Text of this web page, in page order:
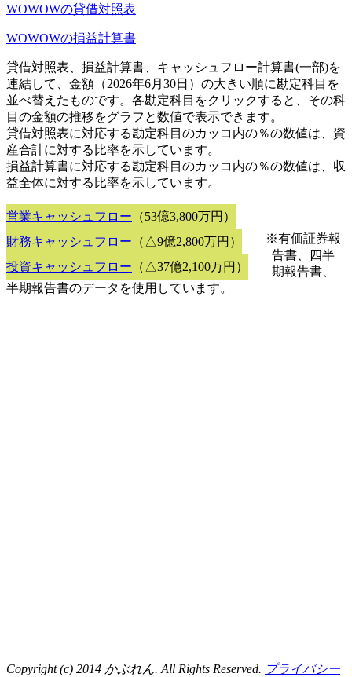
WOWOWの貸借対照表
WOWOWの損益計算書
貸借対照表、損益計算書、キャッシュフロー計算書(一部)を
連結して、金額（2026年6月30日）の大きい順に勘定科目を
並べ替えたものです。各勘定科目をクリックすると、その科
目の金額の推移をグラフと数値で表示できます。
貸借対照表に対応する勘定科目のカッコ内の％の数値は、資
産合計に対する比率を示しています。
損益計算書に対応する勘定科目のカッコ内の％の数値は、収
益全体に対する比率を示しています。
営業キャッシュフロー （53億3,800万円）
財務キャッシュフロー （△9億2,800万円）
投資キャッシュフロー （△37億2,100万円）
※有価証券報
告書、四半
期報告書、
半期報告書のデータを使用しています。
Copyright (c) 2014 かぶれん. All Rights Reserved. プライバシー